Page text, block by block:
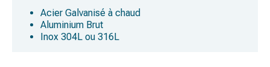
Acier Galvanisé à chaud
Aluminium Brut
Inox 304L ou 316L